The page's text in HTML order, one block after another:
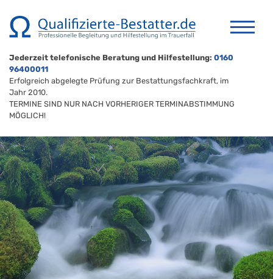
Jederzeit telefonische Beratung und Hilfestellung: 0160
96400011
Erfolgreich abgelegte Prüfung zur Bestattungsfachkraft, im
Jahr 2010.
TERMINE SIND NUR NACH VORHERIGER TERMINABSTIMMUNG
MÖGLICH!